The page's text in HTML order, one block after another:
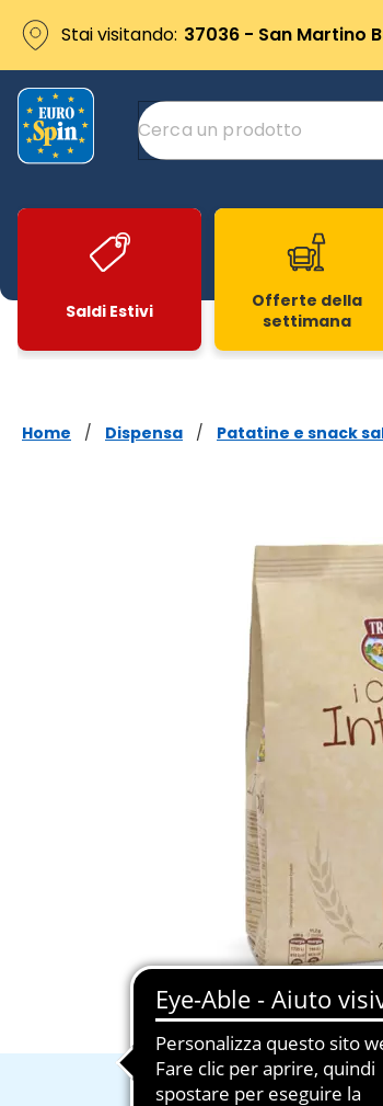
Stai visitando: 37036 - San Martino
Saldi Estivi
Offerte della
settimana
Home / Dispensa / Patatine e snack